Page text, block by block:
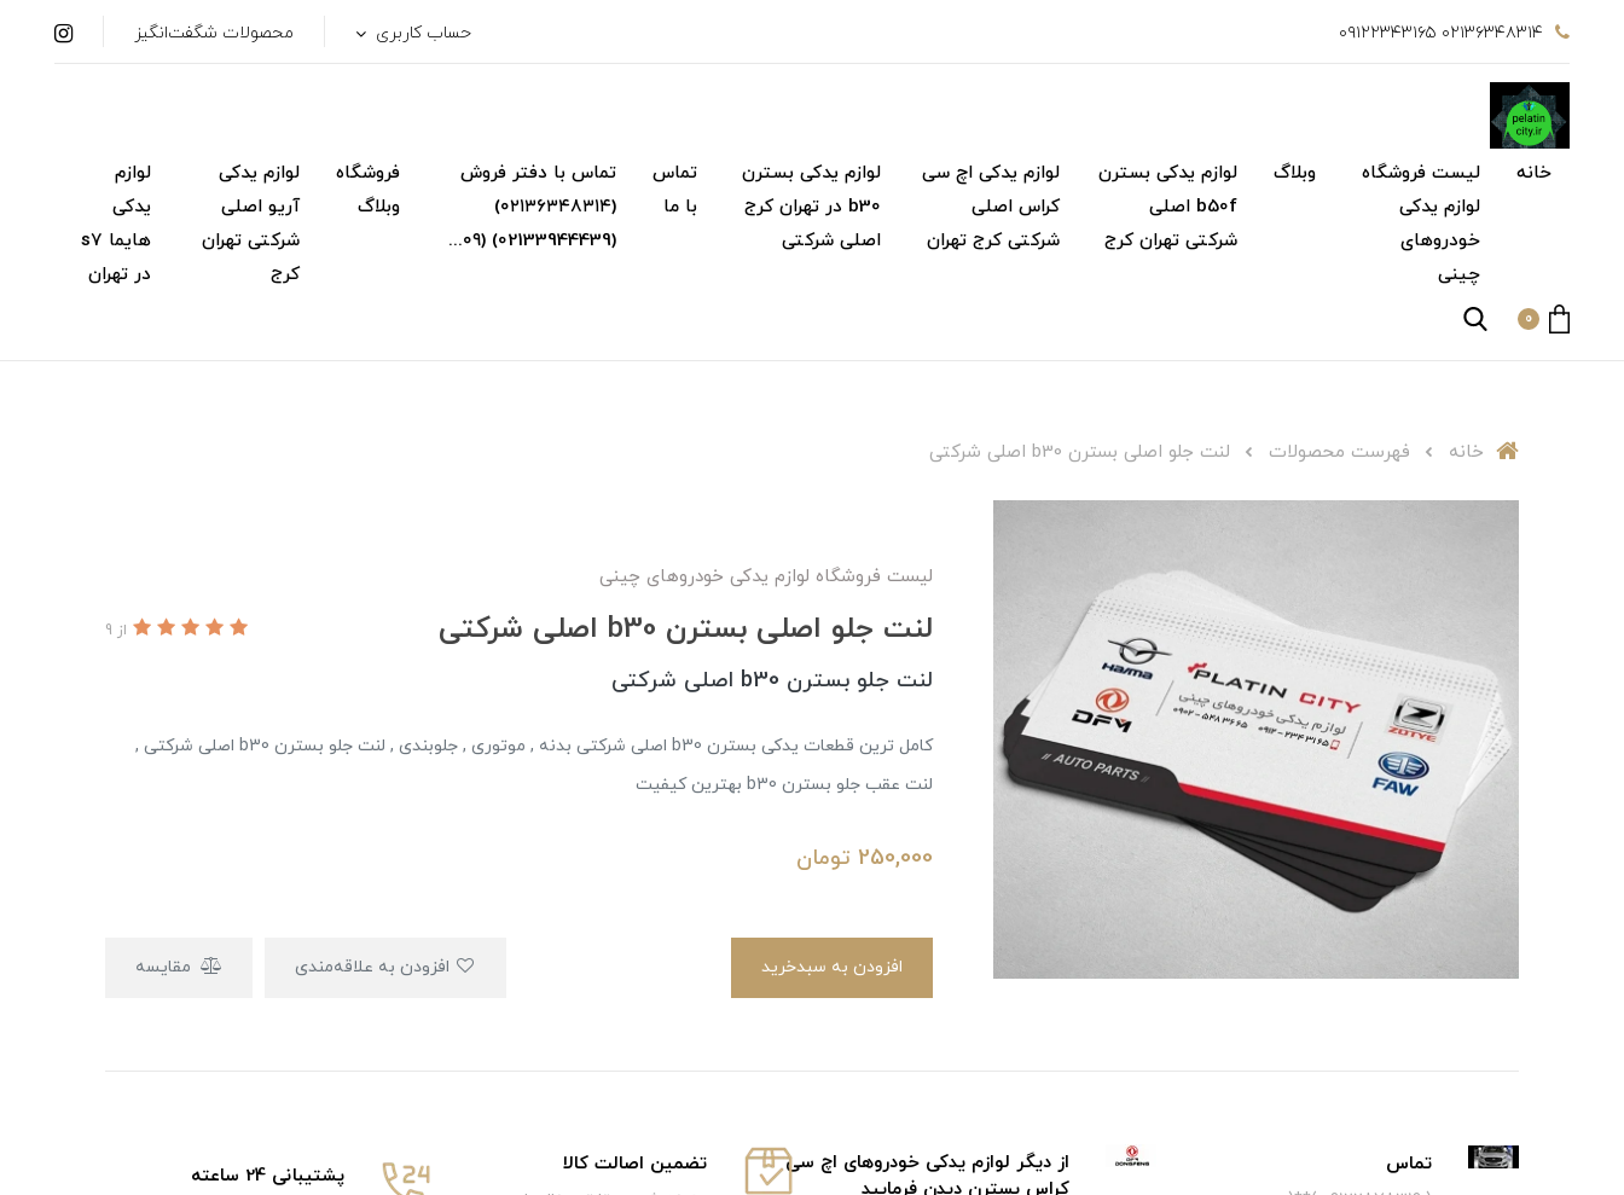
۰۲۱۳۶۳۴۸۳۱۴ ۰۹۱۲۲۳۴۳۱۶۵ حساب کاربری محصولات شگفت‌انگیز
خانه
لیست فروشگاه
لوازم یدکی
خودروهای
چینی
وبلاگ
لوازم یدکی بسترن
b50f اصلی
شرکتی تهران کرج
لوازم یدکی اچ سی
کراس اصلی
شرکتی کرج تهران
لوازم یدکی بسترن
b30 در تهران کرج
اصلی شرکتی
تماس
با ما
تماس با دفتر فروش
(۰۲۱۳۶۳۴۸۳۱۴)
(02133944439) (۰۹...
فروشگاه
وبلاگ
لوازم یدکی
آریو اصلی
شرکتی تهران
کرج
لوازم
یدکی
هایما s7
در تهران
0
خانه فهرست محصولات لنت جلو اصلی بسترن b30 اصلی شرکتی
لیست فروشگاه لوازم یدکی خودروهای چینی
لنت جلو اصلی بسترن b30 اصلی شرکتی از 9
لنت جلو بسترن b30 اصلی شرکتی
کامل ترین قطعات یدکی بسترن b30 اصلی شرکتی بدنه , موتوری , جلوبندی , لنت جلو بسترن b30 اصلی شرکتی ,
لنت عقب جلو بسترن b30 بهترین کیفیت
250,000 تومان
افزودن به سبدخرید مقایسه
تماس
از دیگر لوازم یدکی خودروهای اچ سی
کراس بسترن دیدن فرمایید
تضمین اصالت کالا پشتیبانی 24 ساعته